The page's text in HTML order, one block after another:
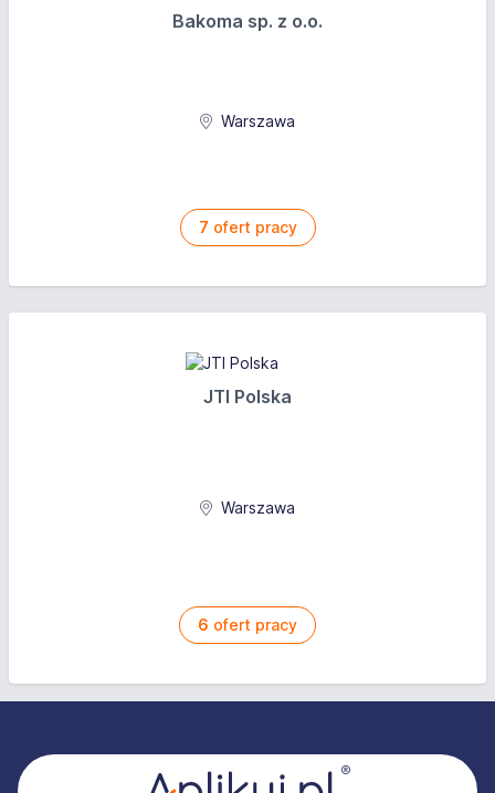
Bakoma sp. z o.o.
Warszawa
7 ofert pracy
JTI Polska
Warszawa
6 ofert pracy